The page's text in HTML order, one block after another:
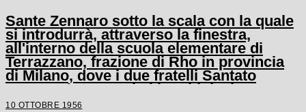
Sante Zennaro sotto la scala con la quale
si introdurrà, attraverso la finestra,
all'interno della scuola elementare di
Terrazzano, frazione di Rho in provincia
di Milano, dove i due fratelli Santato
tengono in ostaggio i bambini e le tre
maestre
10 OTTOBRE 1956